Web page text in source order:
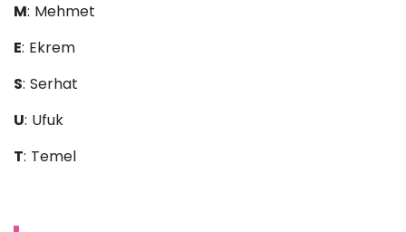
M: Mehmet
E: Ekrem
S: Serhat
U: Ufuk
T: Temel